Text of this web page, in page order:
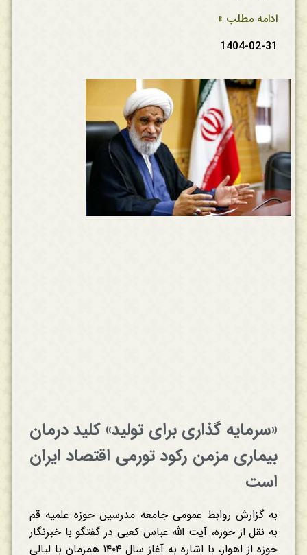
ادامه مطلب »
1404-02-31
«سرمایه گذاری برای تولید» کلید درمان
بیماری مزمن رکود تورمی اقتصاد ایران
است
به گزارش روابط عمومی جامعه مدرسین حوزه علمیه قم
به نقل از حوزه، آیت الله عباس کعبی در گفتگو با خبرنگار
حوزه از اهواز، با اشاره به آغاز سال ۱۴۰۴ همزمان با لیالی